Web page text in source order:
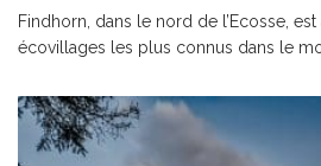
Findhorn, dans le nord de l’Ecosse, est
écovillages les plus connus dans le